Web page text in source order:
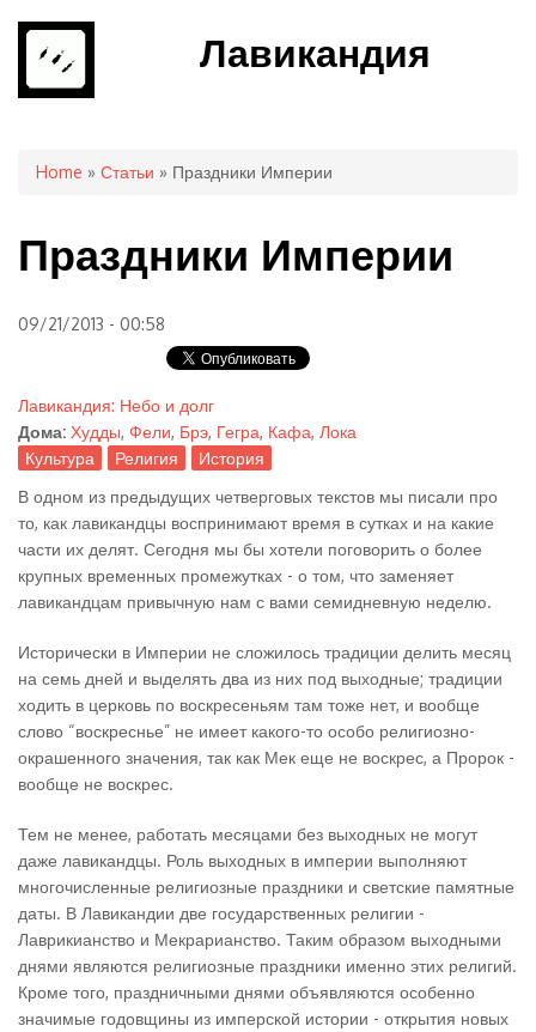
Лавикандия
You are here
Home » Статьи » Праздники Империи
Праздники Империи
09/21/2013 - 00:58
Лавикандия: Небо и долг
Дома: Худды, Фели, Брэ, Гегра, Кафа, Лока
Культура
Религия
История
В одном из предыдущих четверговых текстов мы писали про
то, как лавикандцы воспринимают время в сутках и на какие
части их делят. Сегодня мы бы хотели поговорить о более
крупных временных промежутках - о том, что заменяет
лавикандцам привычную нам с вами семидневную неделю.
Исторически в Империи не сложилось традиции делить месяц
на семь дней и выделять два из них под выходные; традиции
ходить в церковь по воскресеньям там тоже нет, и вообще
слово “воскреснье” не имеет какого-то особо религиозно-
окрашенного значения, так как Мек еще не воскрес, а Пророк -
вообще не воскрес.
Тем не менее, работать месяцами без выходных не могут
даже лавикандцы. Роль выходных в империи выполняют
многочисленные религиозные праздники и светские памятные
даты. В Лавикандии две государственных религии -
Лаврикианство и Мекрарианство. Таким образом выходными
днями являются религиозные праздники именно этих религий.
Кроме того, праздничными днями объявляются особенно
значимые годовщины из имперской истории - открытия новых